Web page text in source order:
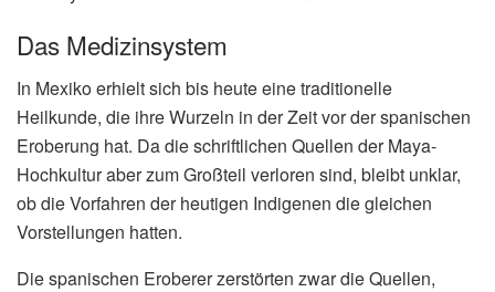
Das Medizinsystem
In Mexiko erhielt sich bis heute eine traditionelle
Heilkunde, die ihre Wurzeln in der Zeit vor der spanischen
Eroberung hat. Da die schriftlichen Quellen der Maya-
Hochkultur aber zum Großteil verloren sind, bleibt unklar,
ob die Vorfahren der heutigen Indigenen die gleichen
Vorstellungen hatten.
Die spanischen Eroberer zerstörten zwar die Quellen,